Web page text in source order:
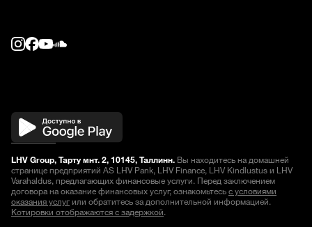
LHV Group, Тарту мнт. 2, 10145, Таллинн. Вы находитесь на домашней
странице предприятий AS LHV Pank, LHV Finance, LHV Kindlustus и LHV
Varahaldus, предлагающих финансовые услуги. Перед заключением
договора на оказание финансовых услуг, ознакомьтесьс условиями
оказания услугили обратитесь за дополнительной информацией.
Котировки отображаются с задержкой.